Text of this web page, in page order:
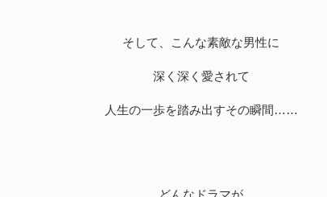
そして、こんな素敵な男性に
深く深く愛されて
人生の一歩を踏み出すその瞬間……
どんなドラマが